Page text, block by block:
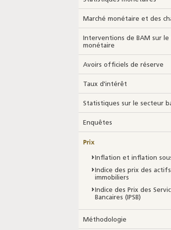
Marché monétaire et des
Interventions de BAM sur le
monétaire
Avoirs officiels de réserve
Taux d'intérêt
Statistiques sur le secteur
Enquêtes
Prix
Inflation et inflation
Indice des prix des actifs
immobiliers
Indice des Prix des
Bancaires (IPSB)
Méthodologie